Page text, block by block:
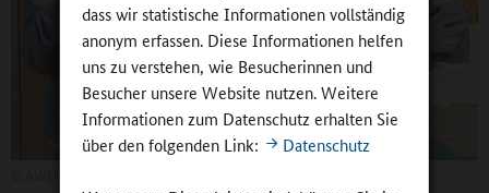
dass wir statistische Informationen vollständig
anonym erfassen. Diese Informationen helfen
uns zu verstehen, wie Besucherinnen und
Besucher unsere Website nutzen. Weitere
Informationen zum Datenschutz erhalten Sie
über den folgenden Link:
Datenschutz